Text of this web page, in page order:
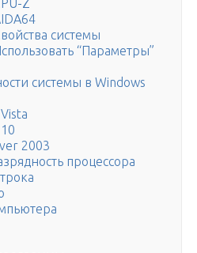
Z
системы
“Параметры”
системы в Windows
2003
процессора